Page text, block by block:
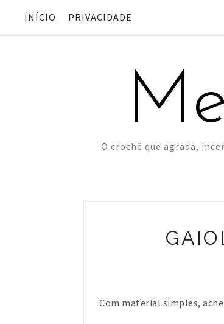
INÍCIO PRIVACIDADE
O crochê que agrada,
Com material simples,